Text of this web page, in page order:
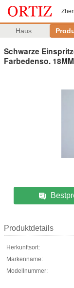
Haus
Schwarze
Farbedenso.
Produktdetails
Herkunftsort:
Markenname:
Modellnummer: